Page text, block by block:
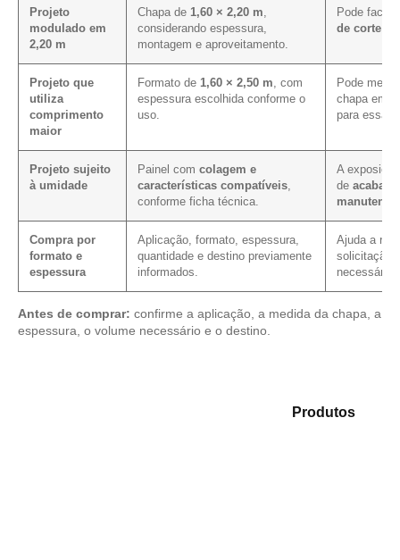
Projeto
modulado em
2,20 m
Chapa de 1,60 × 2,20 m
considerando espessura,
montagem e aproveitamento.
Pode
de corte e
Projeto que
utiliza
comprimento
maior
Formato de 1,60 × 2,50 m , com
espessura escolhida conforme o
uso.
Pode
chapa em
para essa
Projeto sujeito
à umidade
Painel com colagem e
características compatíveis
conforme ficha técnica.
A
de
Compra por
formato e
espessura
Aplicação, formato, espessura,
quantidade e destino previamente
informados.
Ajuda a
solicitação,
necessário.
Antes de comprar: confirme a aplicação, a medida da chapa, a
espessura, o volume necessário e o destino.
Produtos